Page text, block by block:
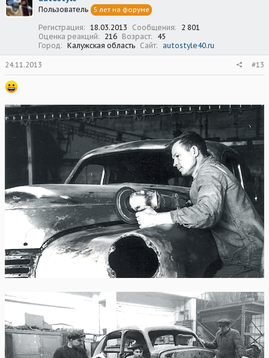
Пользователь 5 лет на форуме
Регистрация 18.03.2013 Сообщения
2 801
Оценка реакций
216 Возраст
45
Город
Калужская область Сайт autostyle40.ru
24.11.2013 #13